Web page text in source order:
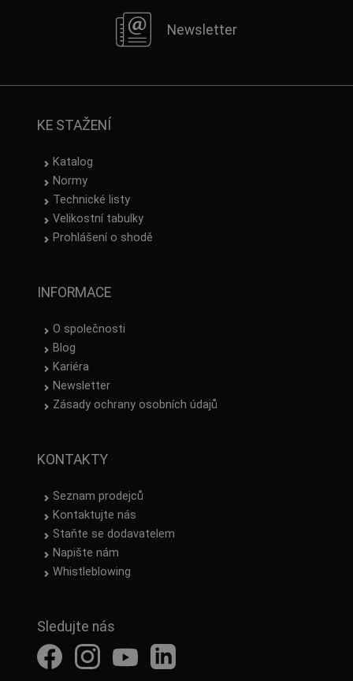
Newsletter
KE STAŽENÍ
Katalog
Normy
Technické listy
Velikostní tabulky
Prohlášení o shodě
INFORMACE
O společnosti
Blog
Kariéra
Newsletter
Zásady ochrany osobních údajů
KONTAKTY
Seznam prodejců
Kontaktujte nás
Staňte se dodavatelem
Napište nám
Whistleblowing
Sledujte nás